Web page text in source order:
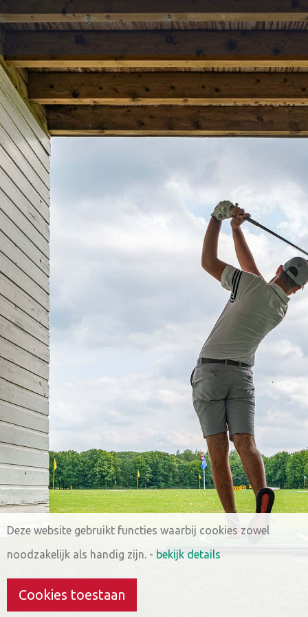
Deze website gebruikt functies waarbij cookies zowel
noodzakelijk als handig zijn. - bekijk details
Cookies toestaan